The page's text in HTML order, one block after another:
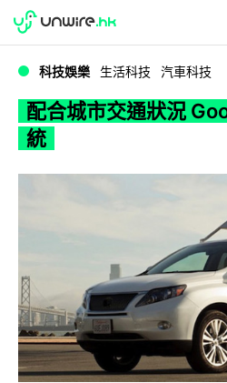
配合城市交通狀況
WWDC 2026
科技娛樂 生活科技 汽車科技
配合城市交通狀況
統